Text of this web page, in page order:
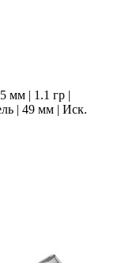
5 мм | 1.1 гр |
| 49 мм | Иск.